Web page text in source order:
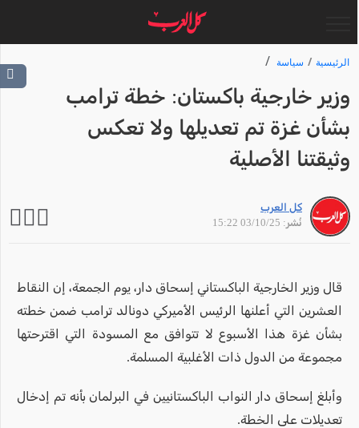
الرئيسية سياسة
وزير خارجية باكستان: خطة ترامب
بشأن غزة تم تعديلها ولا تعكس
وثيقتنا الأصلية
كل العرب
نُشر: 03/10/25 15:22
قال وزير الخارجية الباكستاني إسحاق دار، يوم الجمعة، إن النقاط
العشرين التي أعلنها الرئيس الأميركي دونالد ترامب ضمن خطته
بشأن غزة هذا الأسبوع لا تتوافق مع المسودة التي اقترحتها
مجموعة من الدول ذات الأغلبية المسلمة.
وأبلغ إسحاق دار النواب الباكستانيين في البرلمان بأنه تم إدخال
تعديلات على الخطة.